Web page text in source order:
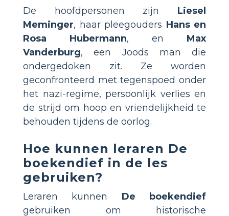
De hoofdpersonen zijn Liesel
Meminger, haar pleegouders Hans en
Rosa Hubermann, en Max
Vanderburg, een Joods man die
ondergedoken zit. Ze worden
geconfronteerd met tegenspoed onder
het nazi-regime, persoonlijk verlies en
de strijd om hoop en vriendelijkheid te
behouden tijdens de oorlog.
Hoe kunnen leraren De
boekendief in de les
gebruiken?
Leraren kunnen De boekendief
gebruiken om historische